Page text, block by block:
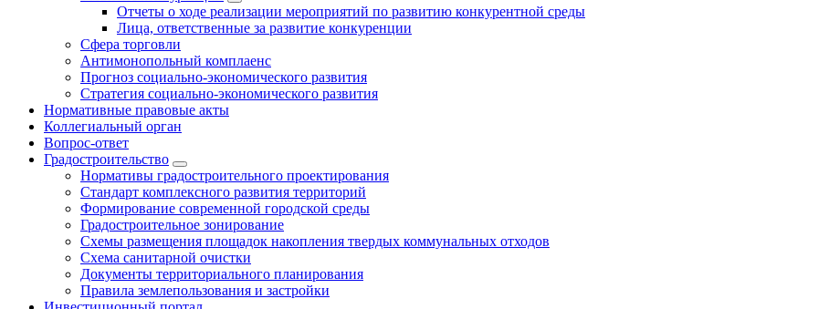
Отчеты о ходе реализации мероприятий по развитию конкурентной среды
Лица, ответственные за развитие конкуренции
Сфера торговли
Антимонопольный комплаенс
Прогноз социально-экономического развития
Стратегия социально-экономического развития
Нормативные правовые акты
Коллегиальный орган
Вопрос-ответ
Градостроительство
Нормативы градостроительного проектирования
Стандарт комплексного развития территорий
Формирование современной городской среды
Градостроительное зонирование
Схемы размещения площадок накопления твердых коммунальных отходов
Схема санитарной очистки
Документы территориального планирования
Правила землепользования и застройки